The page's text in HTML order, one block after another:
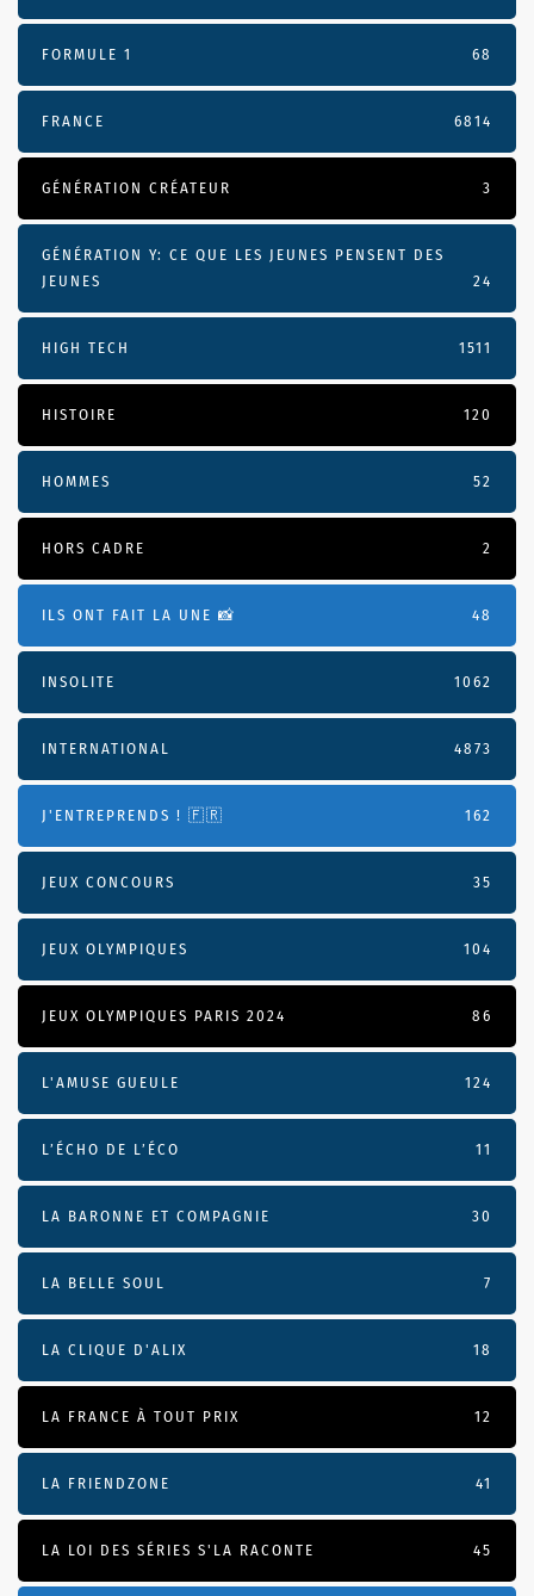
FORMULE 1 68
FRANCE 6814
GÉNÉRATION CRÉATEUR 3
GÉNÉRATION Y: CE QUE LES JEUNES PENSENT DES
JEUNES
24
HIGH TECH 1511
HISTOIRE 120
HOMMES 52
HORS CADRE 2
ILS ONT FAIT LA UNE 📸 48
INSOLITE 1062
INTERNATIONAL 4873
J'ENTREPRENDS ! 🇫🇷 162
JEUX CONCOURS 35
JEUX OLYMPIQUES 104
JEUX OLYMPIQUES PARIS 2024 86
L'AMUSE GUEULE 124
L’ÉCHO DE L’ÉCO 11
LA BARONNE ET COMPAGNIE 30
LA BELLE SOUL 7
LA CLIQUE D'ALIX 18
LA FRANCE À TOUT PRIX 12
LA FRIENDZONE 41
LA LOI DES SÉRIES S'LA RACONTE 45